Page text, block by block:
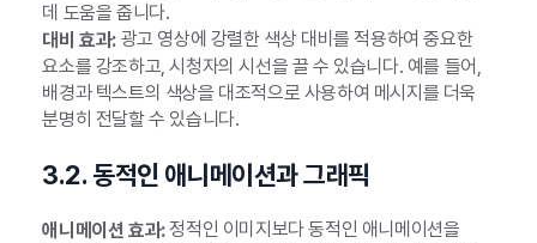
데 도움을 줍니다.
대비 효과:광고 영상에 강렬한 색상 대비를 적용하여 중요한
요소를 강조하고, 시청자의 시선을 끌 수 있습니다. 예를 들어,
배경과 텍스트의 색상을 대조적으로 사용하여 메시지를 더욱
분명히 전달할 수 있습니다.
3.2. 동적인 애니메이션과 그래픽
애니메이션 효과:정적인 이미지보다 동적인 애니메이션을